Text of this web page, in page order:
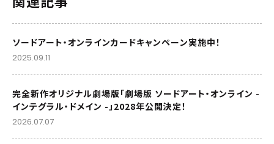
ソードアート・オンラインカードキャンペーン実施中！
2025.09.11
完全新作オリジナル劇場版「劇場版 ソードアート・オンライン -
インテグラル・ドメイン -」2028年公開決定！
2026.07.07